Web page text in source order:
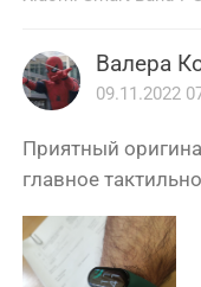
Валера
09.11.2022
Приятный
главное тактильно